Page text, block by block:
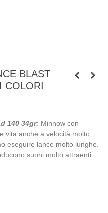
BLAST
COLORI
140 34gr: Minnow con
vita anche a velocità molto
eseguire lance molto lunghe.
suoni molto attraenti